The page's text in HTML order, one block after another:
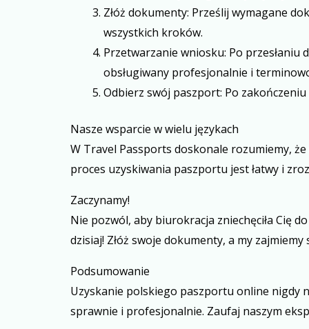
Złóż dokumenty: Prześlij wymagane
wszystkich kroków.
Przetwarzanie wniosku: Po przesłaniu
obsługiwany profesjonalnie i
Odbierz swój paszport: Po
Nasze wsparcie w wielu językach
W Travel Passports doskonale rozumiemy,
proces uzyskiwania paszportu jest łatwy i
Zaczynamy!
Nie pozwól, aby biurokracja zniechęciła Cię
dzisiaj! Złóż swoje dokumenty, a my
Podsumowanie
Uzyskanie polskiego paszportu online nigdy
sprawnie i profesjonalnie. Zaufaj naszym